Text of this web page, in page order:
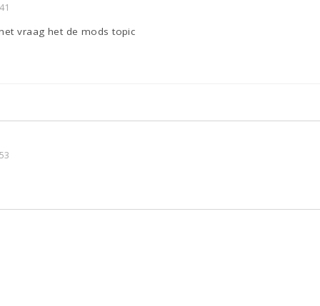
vraag het de mods topic